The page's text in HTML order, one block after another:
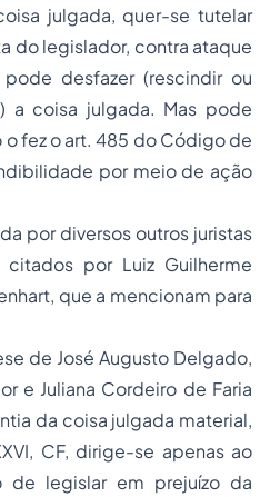
julgada, quer-se tutelar
do legislador, contra ataque
desfazer (rescindir ou
a coisa julgada. Mas pode
fez o art. 485 do Código de
por meio de ação
por diversos outros juristas
por Luiz Guilherme
que a mencionam para
de José Augusto Delgado,
e Juliana Cordeiro de Faria
da coisa julgada material,
CF, dirige-se apenas ao
de legislar em prejuízo da